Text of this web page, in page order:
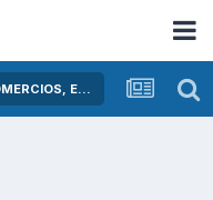
OFERTAS DE TALLERES, GESTORIAS, COMERCIOS, ETC